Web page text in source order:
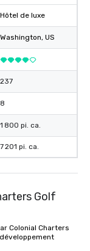
Hôtel de luxe
Washington, US
237
8
1 800 pi. ca.
7 201 pi. ca.
Golf
Colonial Charters